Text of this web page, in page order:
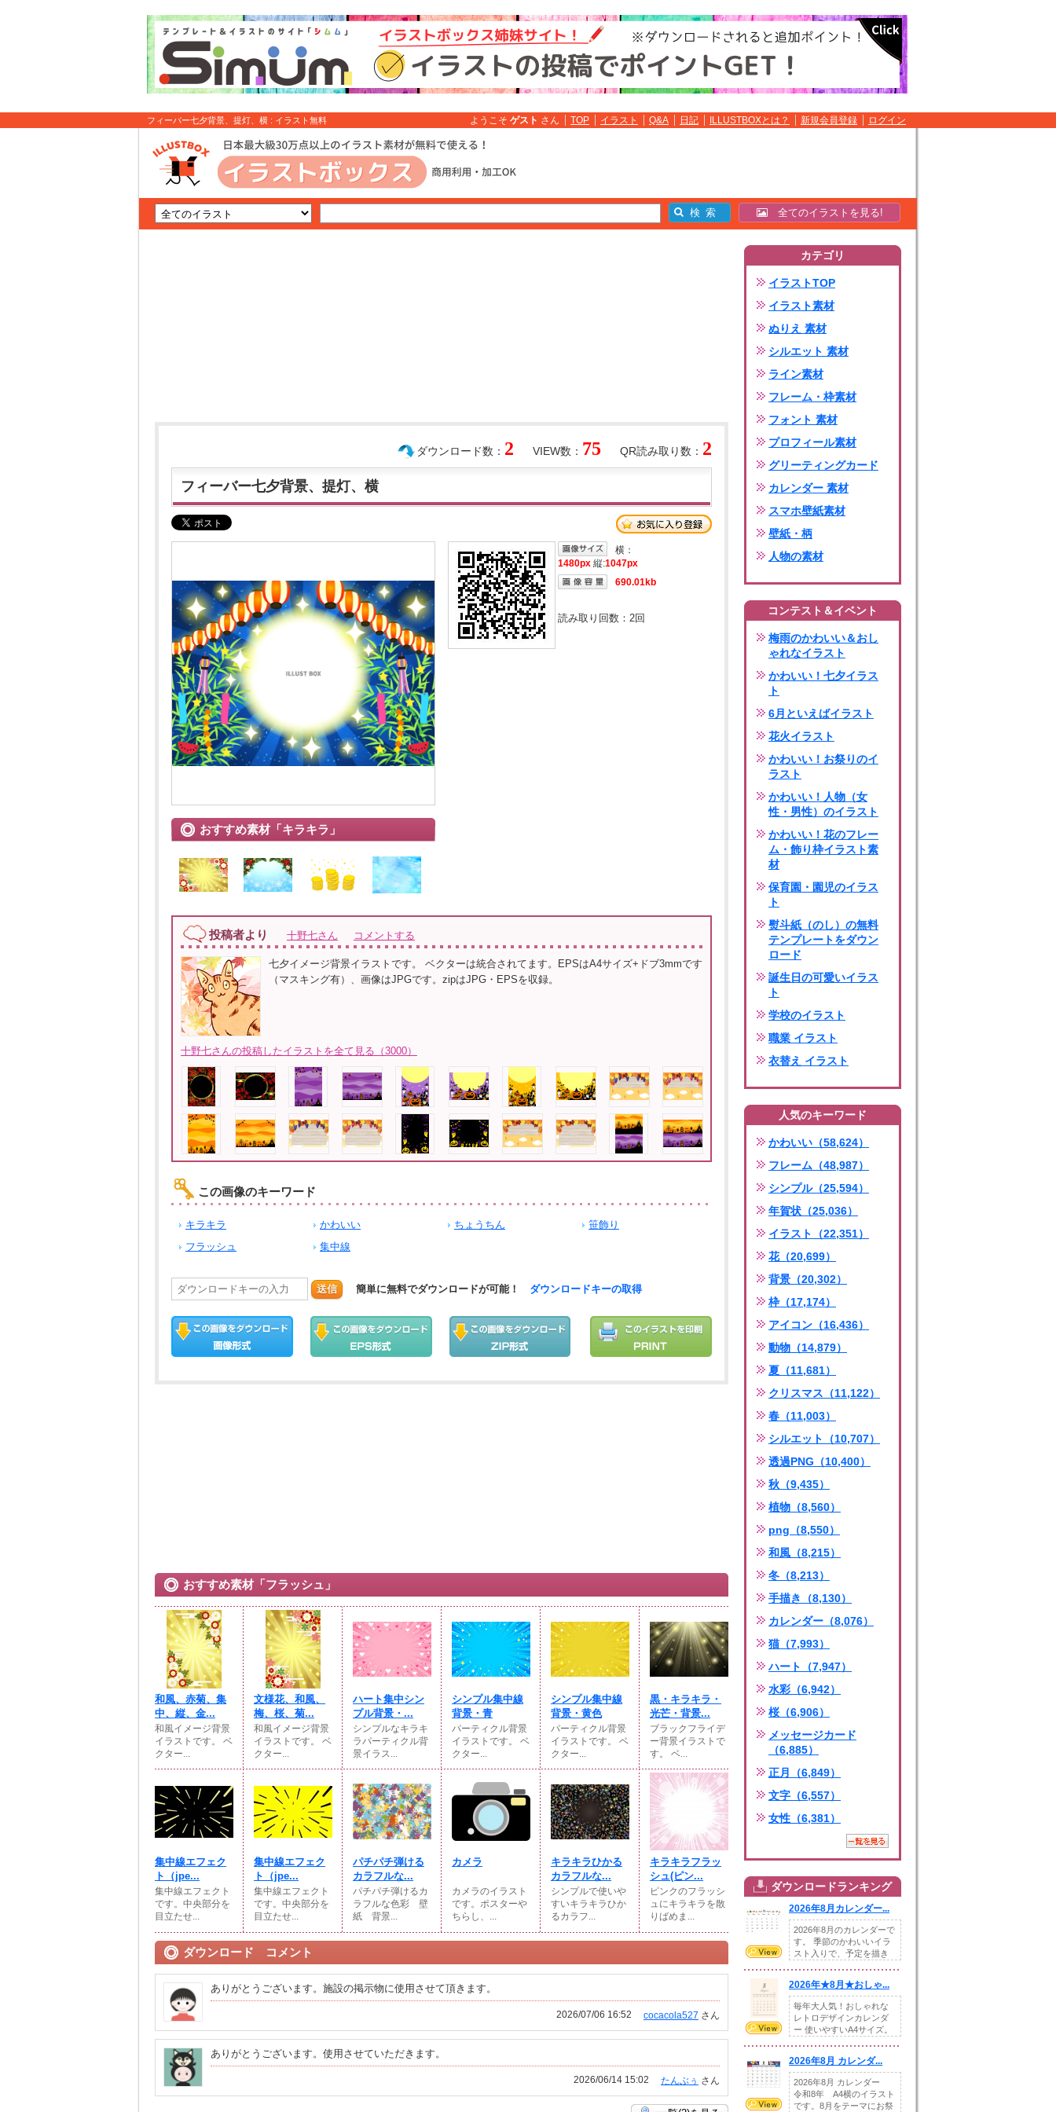
フィーバー七夕背景、提灯、横 : イラスト無料 ようこそ ゲスト さん TOP イラスト Q&A 日記 ILLUSTBOXとは？ 新規会員登録 ログイン
全てのイラストを見る!
QR読み取り数： 2
VIEW数： 75
ダウンロード数： 2
フィーバー七夕背景、提灯、横
おすすめ素材「キラキラ」
横：
1480px 縦:1047px
690.01kb
読み取り回数： 2回
投稿者より 十野七さん コメントする
七夕イメージ背景イラストです。 ベクターは統合されてます。EPSはA4サイズ+ドブ3mmです
（マスキング有）、画像はJPGです。zipはJPG・EPSを収録。
十野七さんの投稿したイラストを全て見る（3000）
この画像のキーワード
キラキラ かわいい ちょうちん
笹飾り
フラッシュ
集中線
送信 簡単に無料でダウンロードが可能！ ダウンロードキーの取得
おすすめ素材「フラッシュ」
和風、赤菊、集
中、縦、金...
和風イメージ背景
イラストです。 ベ
クター...
文様花、和風、
梅、桜、菊...
和風イメージ背景
イラストです。 ベ
クター...
ハート集中シン
プル背景・...
シンプルなキラキ
ラパーティクル背
景イラス...
シンプル集中線
背景・青
パーティクル背景
イラストです。 ベ
クター...
シンプル集中線
背景・黄色
パーティクル背景
イラストです。 ベ
クター...
黒・キラキラ・
光芒・背景...
ブラックフライデ
ー背景イラストで
す。 ベ...
集中線エフェク
ト（jpe...
集中線エフェクト
です。中央部分を
目立たせ...
集中線エフェク
ト（jpe...
集中線エフェクト
です。中央部分を
目立たせ...
パチパチ弾ける
カラフルな...
パチパチ弾けるカ
ラフルな色彩 壁
紙 背景...
カメラ
カメラのイラスト
です。ポスターや
ちらし、...
キラキラひかる
カラフルな...
シンプルで使いや
すいキラキラひか
るカラフ...
キラキラフラッ
シュ(ピン...
ピンクのフラッシ
ュにキラキラを散
りばめま...
ダウンロード コメント
ありがとうございます。施設の掲示物に使用させて頂きます。
cocacola527 さん
2026/07/06 16:52
ありがとうございます。使用させていただきます。
たんぶぅ さん
2026/06/14 15:02
カテゴリ
イラストTOP
イラスト素材
ぬりえ 素材
シルエット 素材
ライン素材
フレーム・枠素材
フォント 素材
プロフィール素材
グリーティングカード
カレンダー 素材
スマホ壁紙素材
壁紙・柄
人物の素材
コンテスト＆イベント
梅雨のかわいい＆おし
ゃれなイラスト
かわいい！七夕イラス
ト
6月といえばイラスト
花火イラスト
かわいい！お祭りのイ
ラスト
かわいい！人物（女
性・男性）のイラスト
かわいい！花のフレー
ム・飾り枠イラスト素
材
保育園・園児のイラス
ト
熨斗紙（のし）の無料
テンプレートをダウン
ロード
誕生日の可愛いイラス
ト
学校のイラスト
職業 イラスト
衣替え イラスト
人気のキーワード
かわいい（58,624）
フレーム（48,987）
シンプル（25,594）
年賀状（25,036）
イラスト（22,351）
花（20,699）
背景（20,302）
枠（17,174）
アイコン（16,436）
動物（14,879）
夏（11,681）
クリスマス（11,122）
春（11,003）
シルエット（10,707）
透過PNG（10,400）
秋（9,435）
植物（8,560）
png（8,550）
和風（8,215）
冬（8,213）
手描き（8,130）
カレンダー（8,076）
猫（7,993）
ハート（7,947）
水彩（6,942）
桜（6,906）
メッセージカード
（6,885）
正月（6,849）
文字（6,557）
女性（6,381）
ダウンロードランキング
2026年8月カレンダー...
2026年8月のカレンダーで
す。 季節のかわいいイラ
スト入りで、予定を描き
2026年★8月★おしゃ...
毎年大人気！おしゃれな
レトロデザインカレンダ
ー 使いやすいA4サイズ。
2026年8月 カレンダ...
2026年8月 カレンダー
令和8年 A4横のイラスト
です。8月をテーマにお祭